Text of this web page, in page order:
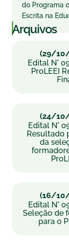
do Programa
Escrita na
|Arquivos
(29/
Edital N°
ProLEEI
(24/
Edital N°
Resultado
da
(16/
Edital N°
Seleção de
para o